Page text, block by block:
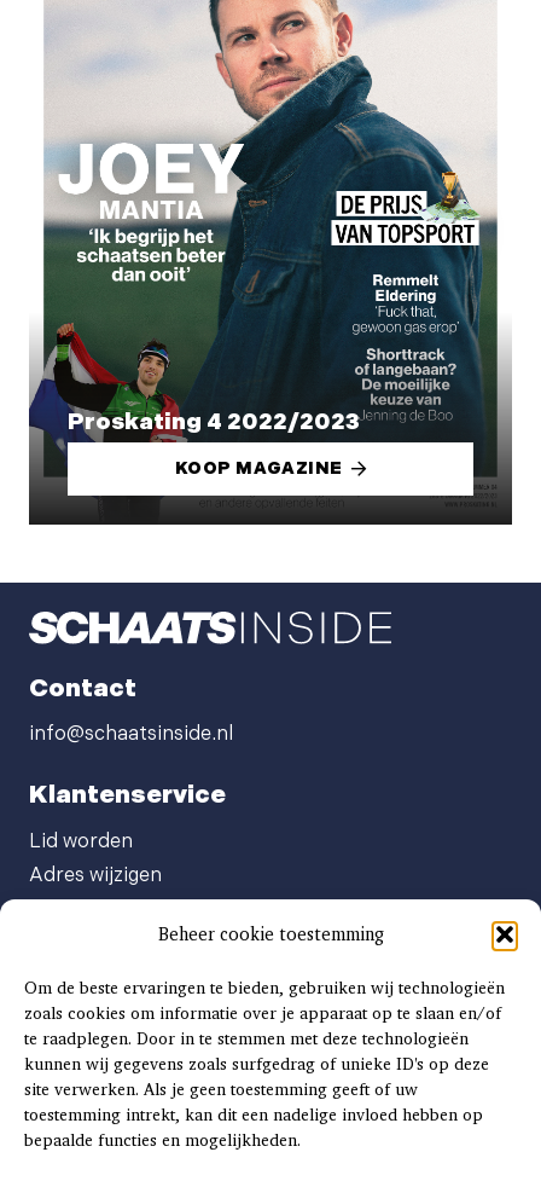
Beheer cookie toestemming
Om de beste ervaringen te bieden, gebruiken wij technologieën
zoals cookies om informatie over je apparaat op te slaan en/of
te raadplegen. Door in te stemmen met deze technologieën
kunnen wij gegevens zoals surfgedrag of unieke ID's op deze
site verwerken. Als je geen toestemming geeft of uw
toestemming intrekt, kan dit een nadelige invloed hebben op
bepaalde functies en mogelijkheden.
Proskating 4 2022/2023
KOOP MAGAZINE
Contact
info@schaatsinside.nl
Klantenservice
Lid worden
Adres wijzigen
Abonnement opzeggen
Afgeven automatische incasso
Factuur betalen
Klachtenformulier
Overige vragen
Adverteren